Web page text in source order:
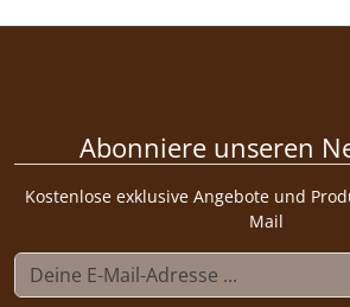
Abonniere unseren
Kostenlose exklusive Angebote und
Mail